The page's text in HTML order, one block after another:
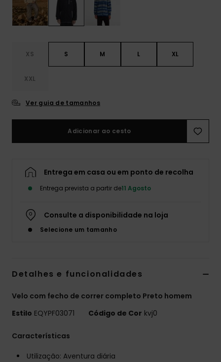
XS S M L XL
XXL
Ver guia de tamanhos
Adicionar ao cesto
Entrega em casa ou em ponto de recolha
Entrega prevista a partir de11 Agosto
Consulte a disponibilidade na loja
Selecione um tamanho
Detalhes e funcionalidades
Velo com fecho de correr completo Preto homem
Estilo EQYPF03071 Código de Cor kvj0
Características
Utilização: Aventura diária